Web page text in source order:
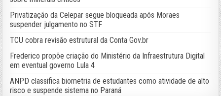
Privatização da Celepar segue bloqueada após Moraes
suspender julgamento no STF
TCU cobra revisão estrutural da Conta Gov.br
Frederico propõe criação do Ministério da Infraestrutura Digital
em eventual governo Lula 4
ANPD classifica biometria de estudantes como atividade de alto
risco e suspende sistema no Paraná